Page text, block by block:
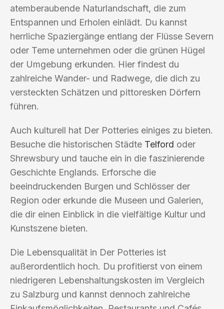
atemberaubende Naturlandschaft, die zum
Entspannen und Erholen einlädt. Du kannst
herrliche Spaziergänge entlang der Flüsse Severn
oder Teme unternehmen oder die grünen Hügel
der Umgebung erkunden. Hier findest du
zahlreiche Wander- und Radwege, die dich zu
versteckten Schätzen und pittoresken Dörfern
führen.
Auch kulturell hat Der Potteries einiges zu bieten.
Besuche die historischen Städte Telford oder
Shrewsbury und tauche ein in die faszinierende
Geschichte Englands. Erforsche die
beeindruckenden Burgen und Schlösser der
Region oder erkunde die Museen und Galerien,
die dir einen Einblick in die vielfältige Kultur und
Kunstszene bieten.
Die Lebensqualität in Der Potteries ist
außerordentlich hoch. Du profitierst von einem
niedrigeren Lebenshaltungskosten im Vergleich
zu Salzburg und kannst dennoch zahlreiche